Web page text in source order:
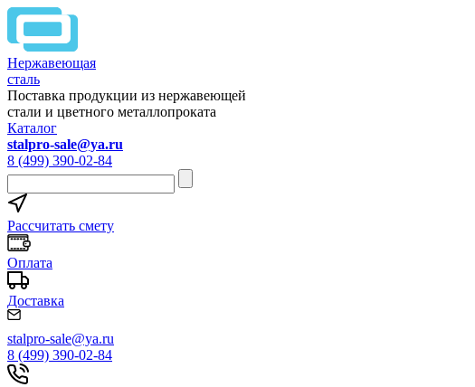
Нержавеющая
сталь
Поставка продукции из нержавеющей
стали и цветного металлопроката
Каталог
stalpro-sale@ya.ru
8 (499) 390-02-84
Рассчитать смету
Оплата
Доставка
stalpro-sale@ya.ru
8 (499) 390-02-84